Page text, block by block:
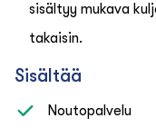
sisältyy mukava
takaisin.
Sisältää
Noutopalvelu